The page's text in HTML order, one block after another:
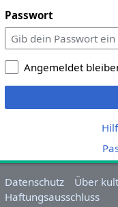
Passwort
Angemeldet
Datenschutz
Über
Haftungsausschluss